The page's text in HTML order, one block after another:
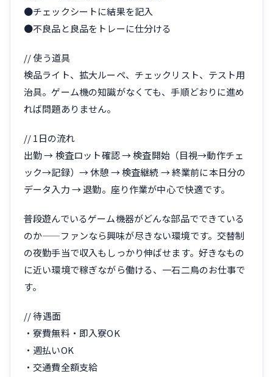
●チェックシートに結果を記入
●不良品と良品をトレーに仕分ける
// 使う道具
検品ライト、拡大ルーペ、チェックリスト、テスト用
治具。ゲーム機の知識がなくても、手順どおりに進め
れば問題ありません。
// 1日の流れ
出勤 → 検査ロット確認 → 検査開始（目視→動作チェ
ック→記録）→ 休憩 → 検査継続 → 終業前に本日分の
データ入力 → 退勤。座り作業が中心で快適です。
普段遊んでいるゲーム機器がどんな部品でできている
のか——ファンなら興味が尽きない環境です。交替制
の夜勤手当で収入もしっかり伸ばせます。好きなもの
に近い環境で稼ぎながら働ける、一石二鳥のお仕事で
す。
// 待遇面
・寮費無料・即入寮OK
・週払いOK
・交通費全額支給